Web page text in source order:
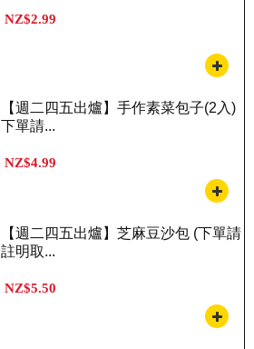
NZ$2.99
【週二四五出爐】手作素菜包子(2入)
下單請...
NZ$4.99
【週二四五出爐】芝麻豆沙包 (下單請
註明取...
NZ$5.50